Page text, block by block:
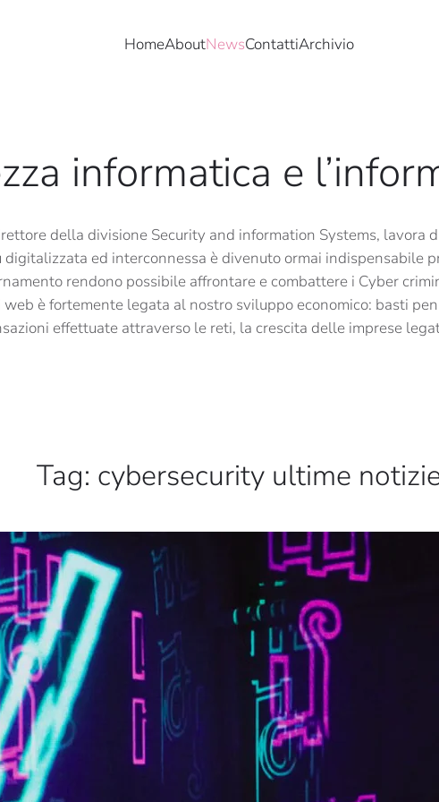
HomeAboutNewsContattiArchivio
informatica e
della divisione Security and information Systems, lavora
ed interconnessa è divenuto ormai indispensabile
rendono possibile affrontare e combattere i Cyber
è fortemente legata al nostro sviluppo economico: basti
effettuate attraverso le reti, la crescita delle imprese
Tag: cybersecurity ultime